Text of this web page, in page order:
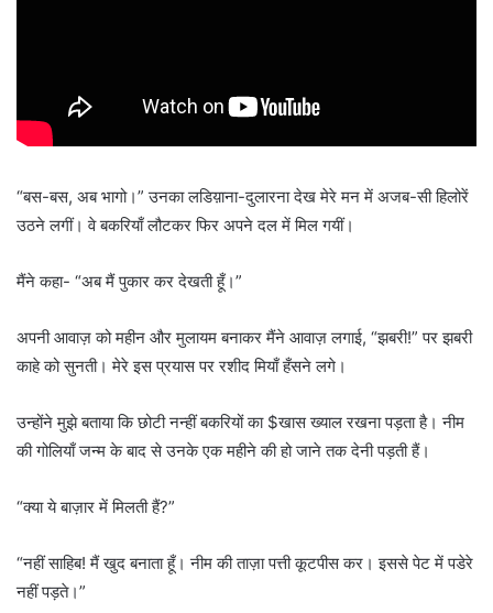
“बस-बस, अब भागो।” उनका लडिय़ाना-दुलारना देख मेरे मन में अजब-सी हिलोरें
उठने लगीं। वे बकरियाँ लौटकर फिर अपने दल में मिल गयीं।
मैंने कहा- “अब मैं पुकार कर देखती हूँ।”
अपनी आवाज़ को महीन और मुलायम बनाकर मैंने आवाज़ लगाई, “झबरी!” पर झबरी
काहे को सुनती। मेरे इस प्रयास पर रशीद मियाँ हँसने लगे।
उन्होंने मुझे बताया कि छोटी नन्हीं बकरियों का $खास ख्याल रखना पड़ता है। नीम
की गोलियाँ जन्म के बाद से उनके एक महीने की हो जाने तक देनी पड़ती हैं।
“क्या ये बाज़ार में मिलती हैं?”
“नहीं साहिब! मैं खुद बनाता हूँ। नीम की ताज़ा पत्ती कूटपीस कर। इससे पेट में पडेरे
नहीं पड़ते।”